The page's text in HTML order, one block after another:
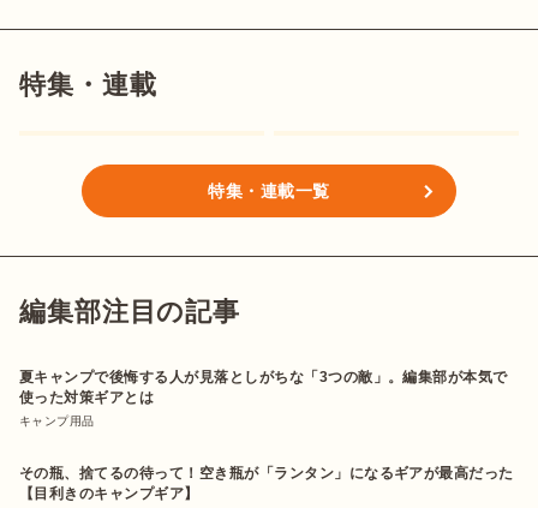
特集・連載
特集・連載一覧
編集部注目の記事
夏キャンプで後悔する人が見落としがちな「3つの敵」。編集部が本気で
使った対策ギアとは
キャンプ用品
その瓶、捨てるの待って！空き瓶が「ランタン」になるギアが最高だった
【目利きのキャンプギア】